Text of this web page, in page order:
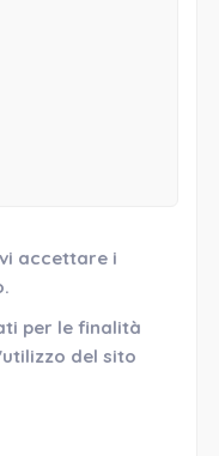
accettare i
per le finalità
del sito